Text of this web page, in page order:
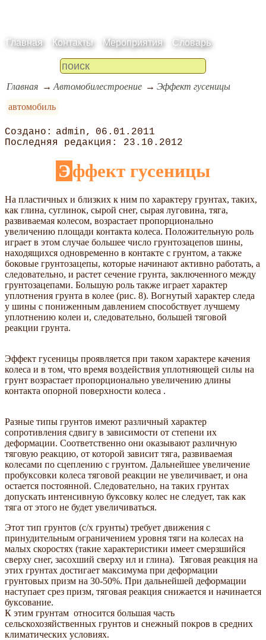
Главная Контакты Мероприятия Словарь
Главная Автомобилестроение
Эффект гусеницы
автомобиль
admin
06.01.2011
23.10.2012
Эффект гусеницы
На пластичных и близких к ним по характеру грунтах, таких,
как глина, суглинок, сырой снег, сырая луговина, тяга,
развиваемая колесом, возрастает пропорционально
увеличению площади контакта колеса. Положительную роль
играет в этом случае большее число грунтозацепов шины,
находящихся одновременно в контакте с грунтом, а также
боковые грунтозацепы, которые начинают активно работать, а
следовательно, и растет сечение грунта, заключенного между
грунтозацепами. Большую роль также играет характер
уплотнения грунта в колее (рис. 8). Вогнутый характер следа
у шины с пониженным давлением способствует лучшему
уплотнению колеи и, следовательно, большей тяговой
реакции грунта.
Эффект гусеницы проявляется при таком характере качения
колеса и в том, что время воздействия уплотняющей силы на
грунт возрастает пропорционально увеличению длины
контакта опорной поверхности колеса .
Разные типы грунтов имеют различный характер
сопротивления сдвигу в зависимости от степени их
деформации. Соответственно они оказывают различную
тяговую реакцию, от которой зависит тяга, развиваемая
колесами по сцеплению с грунтом. Дальнейшее увеличение
пробуксовки колеса тяговой реакции не увеличивает, и она
остается постоянной. Следовательно, на таких грунтах
допускать интенсивную буксовку колес не следует, так как
тяга от этого не будет увеличиваться.
Этот тип грунтов (с/х грунты) требует движения с
принудительным ограничением уровня тяги на колесах на
малых скоростях (такие характеристики имеет смерзшийся
сверху снег, засохший сверху ил и глина). Тяговая реакция на
этих грунтах достигает максимума при деформации
грунтовых призм на 30-50%. При дальнейшей деформации
наступает срез призм, тяговая реакция снижается и начинается
буксование.
К этим грунтам относится большая часть
сельскохозяйственных грунтов и снежный покров в средних
климатических условиях.